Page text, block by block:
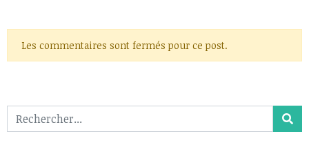
Les commentaires sont fermés pour ce post.